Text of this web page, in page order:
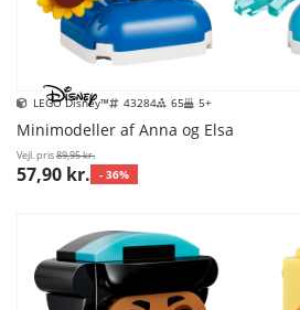
LEGO Disney™ 43284 65 5+
Minimodeller af Anna og Elsa
Vejl. pris89,95 kr.
57,90 kr. - 36%